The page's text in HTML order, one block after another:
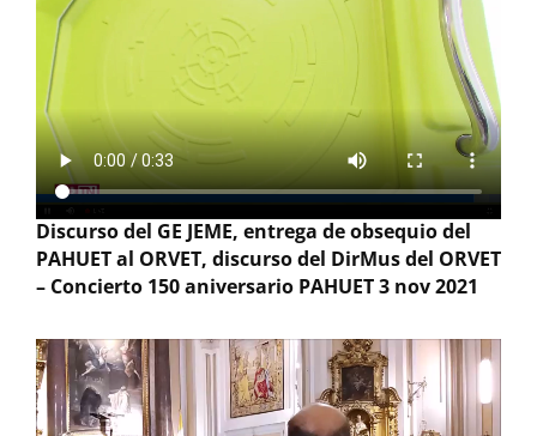
Discurso del GE JEME, entrega de obsequio del
PAHUET al ORVET, discurso del DirMus del ORVET
– Concierto 150 aniversario PAHUET 3 nov 2021